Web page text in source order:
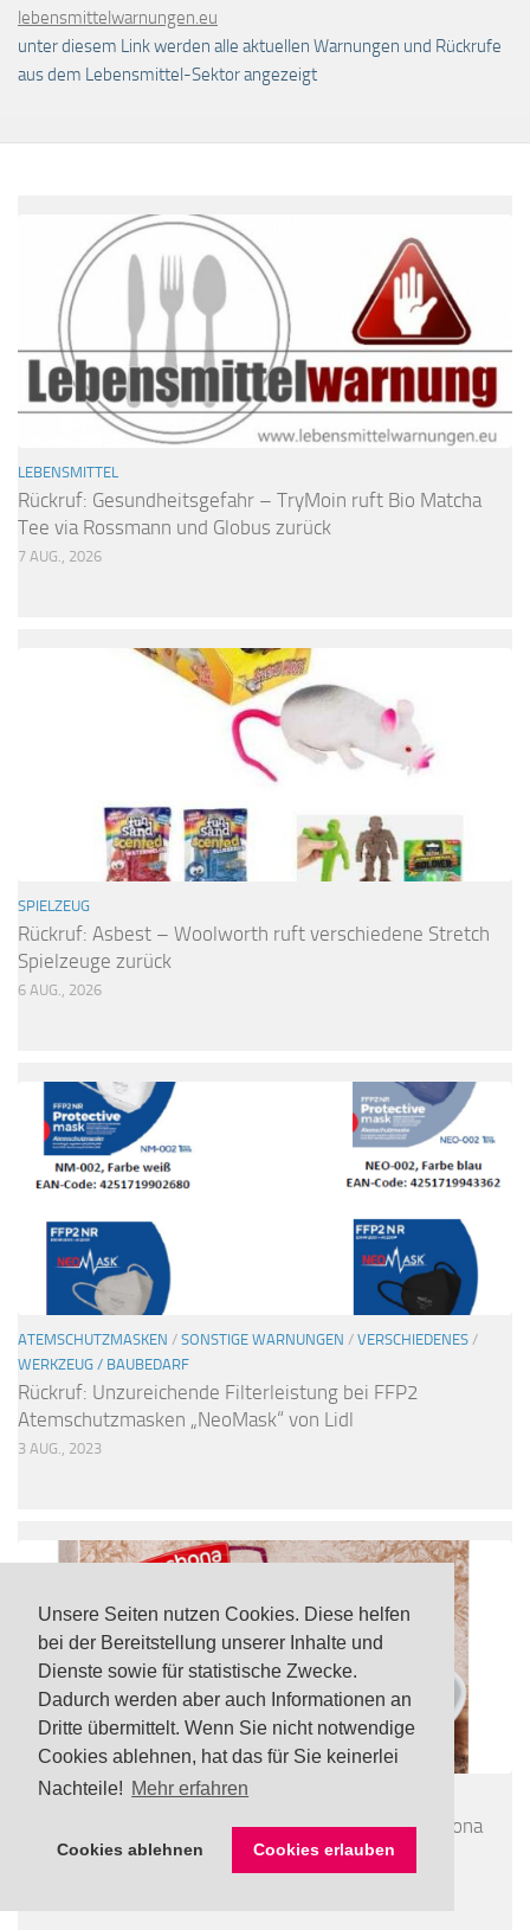
Unsere Seiten nutzen Cookies. Diese helfen
bei der Bereitstellung unserer Inhalte und
Dienste sowie für statistische Zwecke.
Dadurch werden aber auch Informationen an
Dritte übermittelt. Wenn Sie nicht notwendige
Cookies ablehnen, hat das für Sie keinerlei
Nachteile! Mehr erfahren
Cookies ablehnen Cookies erlauben
lebensmittelwarnungen.eu
unter diesem Link werden alle aktuellen Warnungen und Rückrufe
aus dem Lebensmittel-Sektor angezeigt
LEBENSMITTEL
Rückruf: Gesundheitsgefahr – TryMoin ruft Bio Matcha
Tee via Rossmann und Globus zurück
7 AUG., 2026
SPIELZEUG
Rückruf: Asbest – Woolworth ruft verschiedene Stretch
Spielzeuge zurück
6 AUG., 2026
ATEMSCHUTZMASKEN / SONSTIGE WARNUNGEN / VERSCHIEDENES /
WERKZEUG / BAUBEDARF
Rückruf: Unzureichende Filterleistung bei FFP2
Atemschutzmasken „NeoMask“ von Lidl
3 AUG., 2023
LEBENSMITTEL/ TOP
UPDATE Rückruf: Noroviren in tiefgefrorener Freshona
Bio Beerenmischung via Lidl